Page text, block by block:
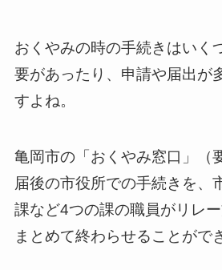
おくやみの時の手続きはいく
要があったり、申請や届出が
すよね。
亀岡市の「おくやみ窓口」（
届後の市役所での手続きを、
課など4つの課の職員がリレ
まとめて終わらせることがで